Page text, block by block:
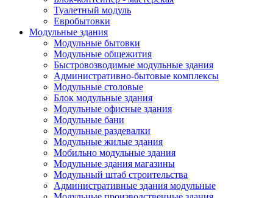
Туалетный модуль
Евробытовки
Модульные здания
Модульные бытовки
Модульные общежития
Быстровозводимые модульные здания
Административно-бытовые комплексы
Модульные столовые
Блок модульные здания
Модульные офисные здания
Модульные бани
Модульные раздевалки
Модульные жилые здания
Мобильно модульные здания
Модульные здания магазины
Модульный штаб строительства
Административные здания модульные